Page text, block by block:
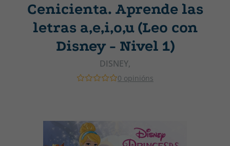
Cenicienta. Aprende las
letras a,e,i,o,u (Leo con
Disney - Nivel 1)
DISNEY,
0 opinións